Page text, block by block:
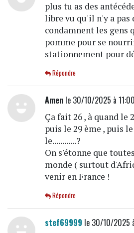
plus tu as des
libre vu qu'il n'y a pas
condamnent les gens
pomme pour se
stationnement pour
Répondre
Amenle 30/10/2025 à 11:00
Ça fait 26 , à quand le
puis le 29 ème , puis
le............?
On s'étonne que
monde ( surtout
venir en France !
Répondre
stef69999 le 30/10/2025